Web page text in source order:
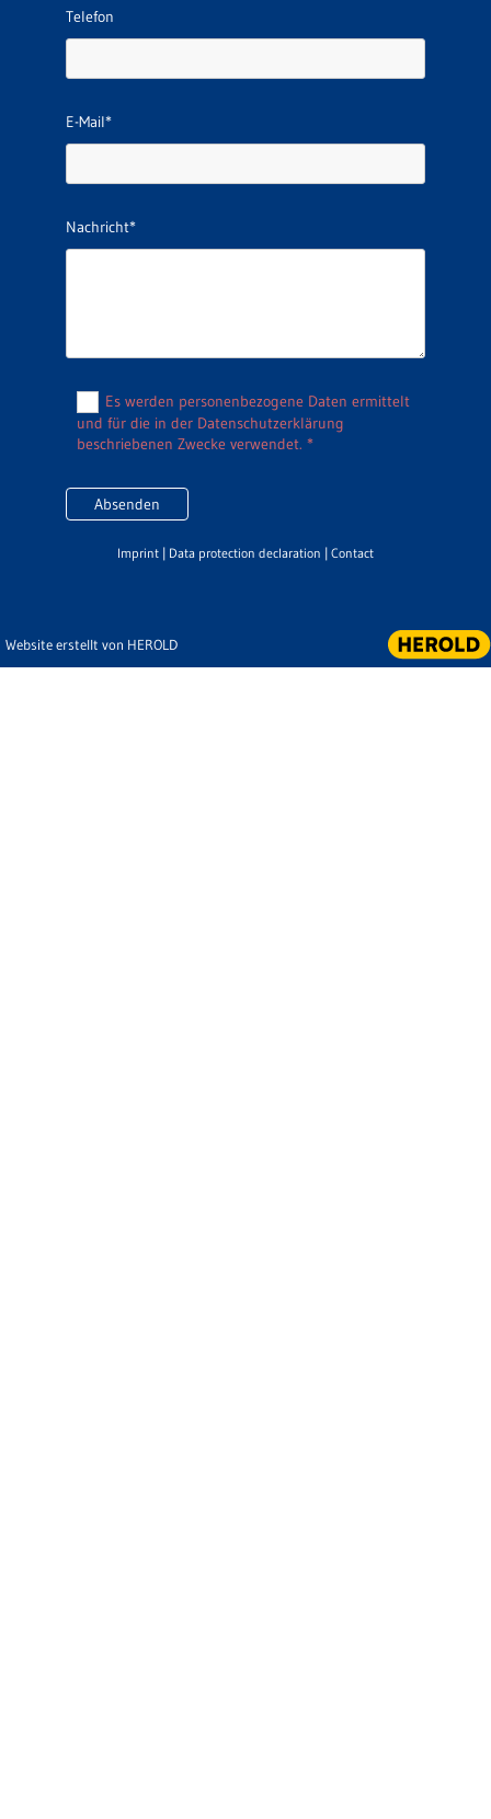
Telefon
E-Mail*
Nachricht*
Es werden personenbezogene Daten ermittelt
und für die in der Datenschutzerklärung
beschriebenen Zwecke verwendet. *
Imprint | Data protection declaration | Contact
Website erstellt von HEROLD